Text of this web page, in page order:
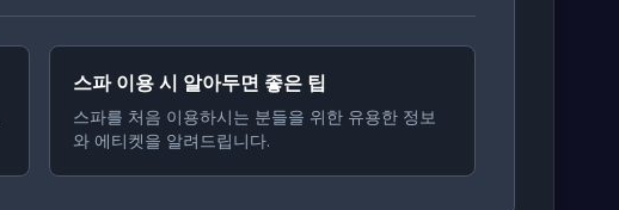
스파 이용 시 알아두면 좋은 팁
스파를 처음 이용하시는 분들을 위한 유용한 정보
와 에티켓을 알려드립니다.